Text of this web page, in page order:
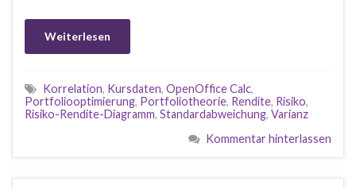
Weiterlesen
Korrelation, Kursdaten, OpenOffice Calc,
Portfoliooptimierung, Portfoliotheorie, Rendite, Risiko,
Risiko-Rendite-Diagramm, Standardabweichung, Varianz
Kommentar hinterlassen